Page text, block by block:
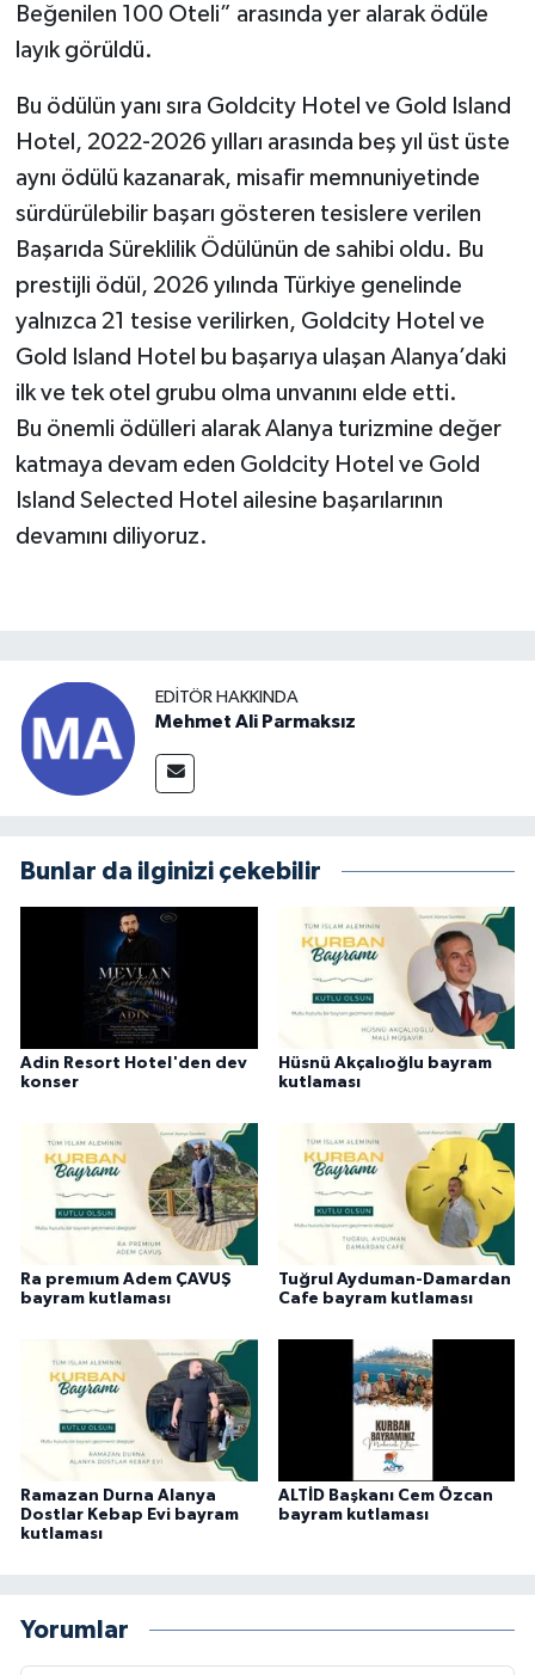
Beğenilen 100 Oteli” arasında yer alarak ödüle
layık görüldü.
Bu ödülün yanı sıra Goldcity Hotel ve Gold Island
Hotel, 2022-2026 yılları arasında beş yıl üst üste
aynı ödülü kazanarak, misafir memnuniyetinde
sürdürülebilir başarı gösteren tesislere verilen
Başarıda Süreklilik Ödülünün de sahibi oldu. Bu
prestijli ödül, 2026 yılında Türkiye genelinde
yalnızca 21 tesise verilirken, Goldcity Hotel ve
Gold Island Hotel bu başarıya ulaşan Alanya’daki
ilk ve tek otel grubu olma unvanını elde etti.
Bu önemli ödülleri alarak Alanya turizmine değer
katmaya devam eden Goldcity Hotel ve Gold
Island Selected Hotel ailesine başarılarının
devamını diliyoruz.
EDITÖR HAKKINDA
Mehmet Ali Parmaksız
Bunlar da ilginizi çekebilir
Adin Resort Hotel'den dev
konser
Hüsnü Akçalıoğlu bayram
kutlaması
Ra premıum Adem ÇAVUŞ
bayram kutlaması
Tuğrul Ayduman-Damardan
Cafe bayram kutlaması
Ramazan Durna Alanya
Dostlar Kebap Evi bayram
kutlaması
ALTİD Başkanı Cem Özcan
bayram kutlaması
Yorumlar